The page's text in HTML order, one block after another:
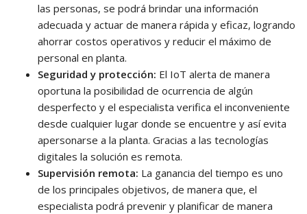
las personas, se podrá brindar una información
adecuada y actuar de manera rápida y eficaz, logrando
ahorrar costos operativos y reducir el máximo de
personal en planta.
Seguridad y protección: El IoT alerta de manera
oportuna la posibilidad de ocurrencia de algún
desperfecto y el especialista verifica el inconveniente
desde cualquier lugar donde se encuentre y así evita
apersonarse a la planta. Gracias a las tecnologías
digitales la solución es remota.
Supervisión remota: La ganancia del tiempo es uno
de los principales objetivos, de manera que, el
especialista podrá prevenir y planificar de manera